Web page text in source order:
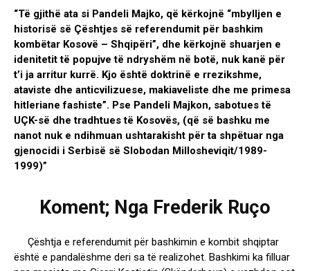
“Të gjithë ata si Pandeli Majko, që kërkojnë “mbylljen e
historisë së Çështjes së referendumit për bashkim
kombëtar Kosovë – Shqipëri”, dhe kërkojnë shuarjen e
idenitetit të popujve të ndryshëm në botë, nuk kanë për
t’i ja arritur kurrë. Kjo është doktrinë e rrezikshme,
ataviste dhe anticvilizuese, makiaveliste dhe me primesa
hitleriane fashiste”. Pse Pandeli Majkon, sabotues të
UÇK-së dhe tradhtues të Kosovës, (që së bashku me
nanot nuk e ndihmuan ushtarakisht për ta shpëtuar nga
gjenocidi i Serbisë së Slobodan Millosheviqit/1989-
1999)”
Koment; Nga Frederik Ruço
Çështja e referendumit për bashkimin e kombit shqiptar
është e pandalëshme deri sa të realizohet. Bashkimi ka filluar